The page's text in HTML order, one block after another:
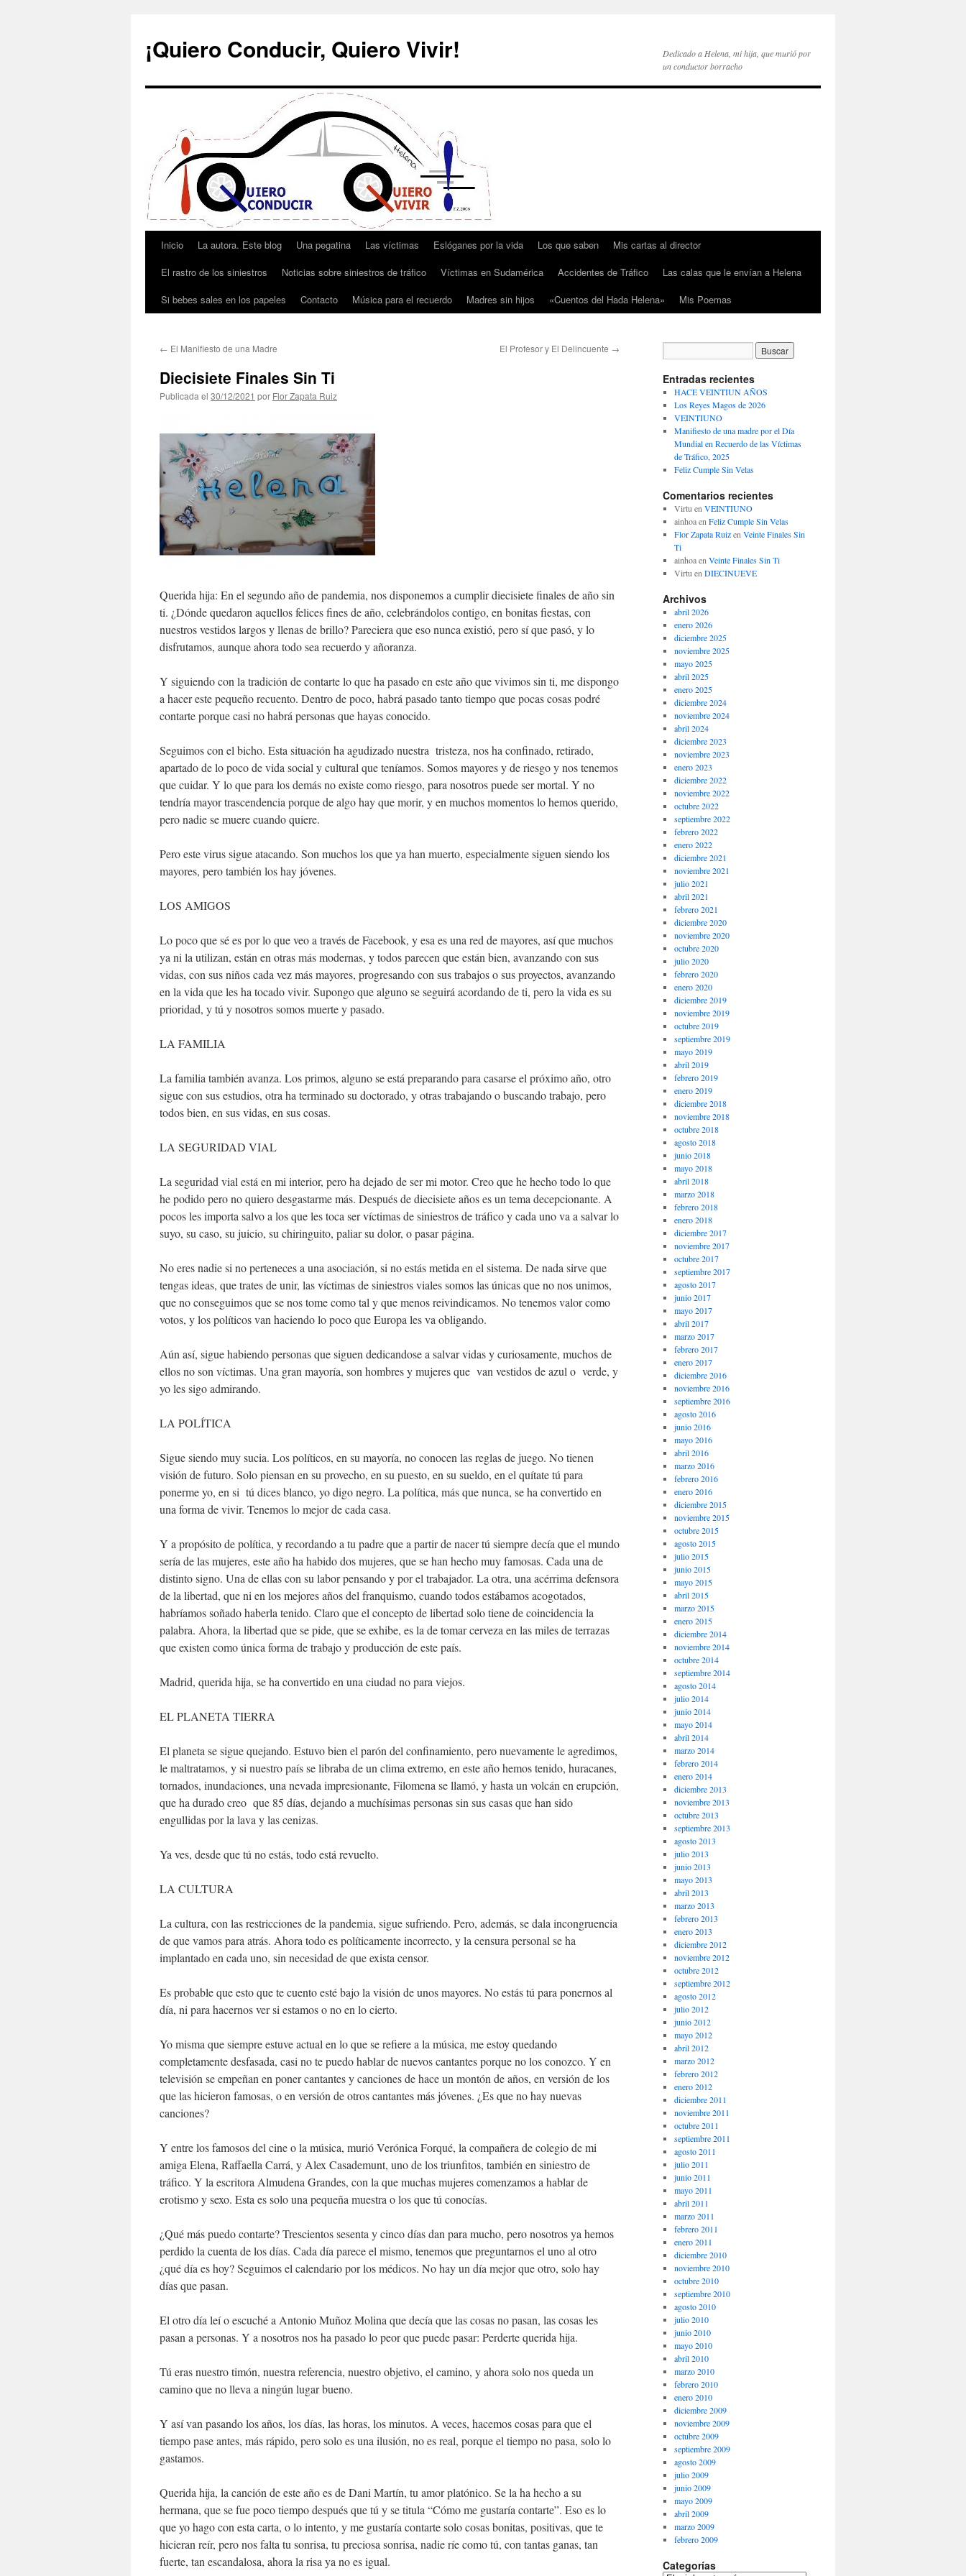
¡Quiero Conducir, Quiero Vivir!
Dedicado a Helena, mi hija, que murió por
un conductor borracho
Saltar
contenido
Inicio La autora. Este blog Una pegatina Las víctimas Eslóganes por la vida Los que saben
Mis cartas al director
El rastro de los siniestros
Noticias sobre siniestros de tráfico Víctimas en Sudamérica Accidentes de Tráfico
Las calas que le envían a Helena
Si bebes sales en los papeles
Contacto Música para el recuerdo Madres sin hijos «Cuentos del Hada Helena» Mis Poemas
← El Manifiesto de una Madre El Profesor y El Delincuente →
Diecisiete Finales Sin Ti
Publicada el 30/12/2021 por Flor Zapata Ruiz
Querida hija: En el segundo año de pandemia, nos disponemos a cumplir diecisiete finales de año sin
ti. ¿Dónde quedaron aquellos felices fines de año, celebrándolos contigo, en bonitas fiestas, con
nuestros vestidos largos y llenas de brillo? Pareciera que eso nunca existió, pero sí que pasó, y lo
disfrutamos, aunque ahora todo sea recuerdo y añoranza.
Y siguiendo con la tradición de contarte lo que ha pasado en este año que vivimos sin ti, me dispongo
a hacer este pequeño recuento. Dentro de poco, habrá pasado tanto tiempo que pocas cosas podré
contarte porque casi no habrá personas que hayas conocido.
Seguimos con el bicho. Esta situación ha agudizado nuestra tristeza, nos ha confinado, retirado,
apartado de lo poco de vida social y cultural que teníamos. Somos mayores y de riesgo y nos tenemos
que cuidar. Y lo que para los demás no existe como riesgo, para nosotros puede ser mortal. Y no
tendría mayor trascendencia porque de algo hay que morir, y en muchos momentos lo hemos querido,
pero nadie se muere cuando quiere.
Pero este virus sigue atacando. Son muchos los que ya han muerto, especialmente siguen siendo los
mayores, pero también los hay jóvenes.
LOS AMIGOS
Lo poco que sé es por lo que veo a través de Facebook, y esa es una red de mayores, así que muchos
ya ni la utilizan, están en otras más modernas, y todos parecen que están bien, avanzando con sus
vidas, con sus niños cada vez más mayores, progresando con sus trabajos o sus proyectos, avanzando
en la vida que les ha tocado vivir. Supongo que alguno se seguirá acordando de ti, pero la vida es su
prioridad, y tú y nosotros somos muerte y pasado.
LA FAMILIA
La familia también avanza. Los primos, alguno se está preparando para casarse el próximo año, otro
sigue con sus estudios, otra ha terminado su doctorado, y otras trabajando o buscando trabajo, pero
todos bien, en sus vidas, en sus cosas.
LA SEGURIDAD VIAL
La seguridad vial está en mi interior, pero ha dejado de ser mi motor. Creo que he hecho todo lo que
he podido pero no quiero desgastarme más. Después de diecisiete años es un tema decepcionante. A
pocos les importa salvo a los que les toca ser víctimas de siniestros de tráfico y cada uno va a salvar lo
suyo, su caso, su juicio, su chiringuito, paliar su dolor, o pasar página.
No eres nadie si no perteneces a una asociación, si no estás metida en el sistema. De nada sirve que
tengas ideas, que trates de unir, las víctimas de siniestros viales somos las únicas que no nos unimos,
que no conseguimos que se nos tome como tal y que menos reivindicamos. No tenemos valor como
votos, y los políticos van haciendo lo poco que Europa les va obligando.
Aún así, sigue habiendo personas que siguen dedicandose a salvar vidas y curiosamente, muchos de
ellos no son víctimas. Una gran mayoría, son hombres y mujeres que van vestidos de azul o verde, y
yo les sigo admirando.
LA POLÍTICA
Sigue siendo muy sucia. Los políticos, en su mayoría, no conocen las reglas de juego. No tienen
visión de futuro. Solo piensan en su provecho, en su puesto, en su sueldo, en el quítate tú para
ponerme yo, en si tú dices blanco, yo digo negro. La política, más que nunca, se ha convertido en
una forma de vivir. Tenemos lo mejor de cada casa.
Y a propósito de política, y recordando a tu padre que a partir de nacer tú siempre decía que el mundo
sería de las mujeres, este año ha habido dos mujeres, que se han hecho muy famosas. Cada una de
distinto signo. Una de ellas con su labor pensando y por el trabajador. La otra, una acérrima defensora
de la libertad, que ni en los mejores años del franquismo, cuando todos estábamos acogotados,
habríamos soñado haberla tenido. Claro que el concepto de libertad solo tiene de coincidencia la
palabra. Ahora, la libertad que se pide, que se exhibe, es la de tomar cerveza en las miles de terrazas
que existen como única forma de trabajo y producción de este país.
Madrid, querida hija, se ha convertido en una ciudad no para viejos.
EL PLANETA TIERRA
El planeta se sigue quejando. Estuvo bien el parón del confinamiento, pero nuevamente le agredimos,
le maltratamos, y si nuestro país se libraba de un clima extremo, en este año hemos tenido, huracanes,
tornados, inundaciones, una nevada impresionante, Filomena se llamó, y hasta un volcán en erupción,
que ha durado creo que 85 días, dejando a muchísimas personas sin sus casas que han sido
engullidas por la lava y las cenizas.
Ya ves, desde que tú no estás, todo está revuelto.
LA CULTURA
La cultura, con las restricciones de la pandemia, sigue sufriendo. Pero, además, se dala incongruencia
de que vamos para atrás. Ahora todo es políticamente incorrecto, y la censura personal se ha
implantado en cada uno, sin necesidad de que exista censor.
Es probable que esto que te cuento esté bajo la visión de unos mayores. No estás tú para ponernos al
día, ni para hacernos ver si estamos o no en lo cierto.
Yo misma que siempre estuve actual en lo que se refiere a la música, me estoy quedando
completamente desfasada, casi no te puedo hablar de nuevos cantantes porque no los conozco. Y en
televisión se empeñan en poner cantantes y canciones de hace un montón de años, en versión de los
que las hicieron famosas, o en versión de otros cantantes más jóvenes. ¿Es que no hay nuevas
canciones?
Y entre los famosos del cine o la música, murió Verónica Forqué, la compañera de colegio de mi
amiga Elena, Raffaella Carrá, y Alex Casademunt, uno de los triunfitos, también en siniestro de
tráfico. Y la escritora Almudena Grandes, con la que muchas mujeres comenzamos a hablar de
erotismo y sexo. Esta es solo una pequeña muestra o los que tú conocías.
¿Qué más puedo contarte? Trescientos sesenta y cinco días dan para mucho, pero nosotros ya hemos
perdido la cuenta de los días. Cada día parece el mismo, tenemos que preguntarnos el uno al otro
¿qué día es hoy? Seguimos el calendario por los médicos. No hay un día mejor que otro, solo hay
días que pasan.
El otro día leí o escuché a Antonio Muñoz Molina que decía que las cosas no pasan, las cosas les
pasan a personas. Y a nosotros nos ha pasado lo peor que puede pasar: Perderte querida hija.
Tú eras nuestro timón, nuestra referencia, nuestro objetivo, el camino, y ahora solo nos queda un
camino que no lleva a ningún lugar bueno.
Y así van pasando los años, los días, las horas, los minutos. A veces, hacemos cosas para que el
tiempo pase antes, más rápido, pero solo es una ilusión, no es real, porque el tiempo no pasa, solo lo
gastamos.
Querida hija, la canción de este año es de Dani Martín, tu amor platónico. Se la ha hecho a su
hermana, que se fue poco tiempo después que tú y se titula “Cómo me gustaría contarte”. Eso es lo
que yo hago con esta carta, o lo intento, y me gustaría contarte solo cosas bonitas, positivas, que te
hicieran reír, pero nos falta tu sonrisa, tu preciosa sonrisa, nadie ríe como tú, con tantas ganas, tan
fuerte, tan escandalosa, ahora la risa ya no es igual.
Entradas recientes
HACE VEINTIUN AÑOS
Los Reyes Magos de 2026
VEINTIUNO
Manifiesto de una madre por el Día
Mundial en Recuerdo de las Víctimas
de Tráfico, 2025
Feliz Cumple Sin Velas
Comentarios recientes
Virtu en VEINTIUNO
ainhoaen Feliz Cumple Sin Velas
Flor Zapata Ruizen Veinte Finales Sin
Ti
ainhoaen Veinte Finales Sin Ti
Virtu en DIECINUEVE
Archivos
abril 2026
enero 2026
diciembre 2025
noviembre 2025
mayo 2025
abril 2025
enero 2025
diciembre 2024
noviembre 2024
abril 2024
diciembre 2023
noviembre 2023
enero 2023
diciembre 2022
noviembre 2022
octubre 2022
septiembre 2022
febrero 2022
enero 2022
diciembre 2021
noviembre 2021
julio 2021
abril 2021
febrero 2021
diciembre 2020
noviembre 2020
octubre 2020
julio 2020
febrero 2020
enero 2020
diciembre 2019
noviembre 2019
octubre 2019
septiembre 2019
mayo 2019
abril 2019
febrero 2019
enero 2019
diciembre 2018
noviembre 2018
octubre 2018
agosto 2018
junio 2018
mayo 2018
abril 2018
marzo 2018
febrero 2018
enero 2018
diciembre 2017
noviembre 2017
octubre 2017
septiembre 2017
agosto 2017
junio 2017
mayo 2017
abril 2017
marzo 2017
febrero 2017
enero 2017
diciembre 2016
noviembre 2016
septiembre 2016
agosto 2016
junio 2016
mayo 2016
abril 2016
marzo 2016
febrero 2016
enero 2016
diciembre 2015
noviembre 2015
octubre 2015
agosto 2015
julio 2015
junio 2015
mayo 2015
abril 2015
marzo 2015
enero 2015
diciembre 2014
noviembre 2014
octubre 2014
septiembre 2014
agosto 2014
julio 2014
junio 2014
mayo 2014
abril 2014
marzo 2014
febrero 2014
enero 2014
diciembre 2013
noviembre 2013
octubre 2013
septiembre 2013
agosto 2013
julio 2013
junio 2013
mayo 2013
abril 2013
marzo 2013
febrero 2013
enero 2013
diciembre 2012
noviembre 2012
octubre 2012
septiembre 2012
agosto 2012
julio 2012
junio 2012
mayo 2012
abril 2012
marzo 2012
febrero 2012
enero 2012
diciembre 2011
noviembre 2011
octubre 2011
septiembre 2011
agosto 2011
julio 2011
junio 2011
mayo 2011
abril 2011
marzo 2011
febrero 2011
enero 2011
diciembre 2010
noviembre 2010
octubre 2010
septiembre 2010
agosto 2010
julio 2010
junio 2010
mayo 2010
abril 2010
marzo 2010
febrero 2010
enero 2010
diciembre 2009
noviembre 2009
octubre 2009
septiembre 2009
agosto 2009
julio 2009
junio 2009
mayo 2009
abril 2009
marzo 2009
febrero 2009
Categorías